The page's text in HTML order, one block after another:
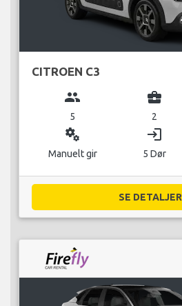
CITROEN C3
group
5
business_center
2
miscellaneous_services
Manuelt gir
login
5 Dør
SE